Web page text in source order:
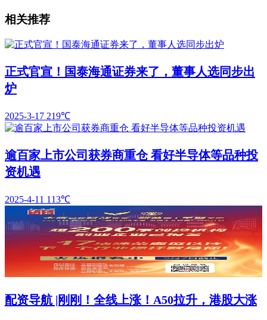
相关推荐
正式官宣！国泰海通证券来了，董事人选同步出
炉
2025-3-17 219℃
逾百家上市公司获券商重仓 看好半导体等品种投
资机遇
2025-4-11 113℃
配资导航 |刚刚！全线上涨！A50拉升，港股大涨